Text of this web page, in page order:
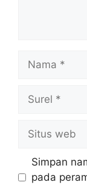
web
Simpan
pada